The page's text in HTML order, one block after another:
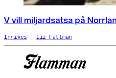
V vill miljardsatsa på
Inrikes Liz Fällman